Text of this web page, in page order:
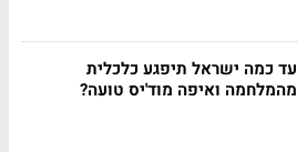
עד כמה ישראל תיפגע כלכלית
מהמלחמה ואיפה מוד'יס טועה?